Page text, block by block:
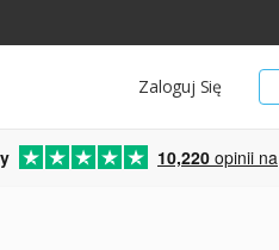
Zaloguj Się
10,220 opinii na